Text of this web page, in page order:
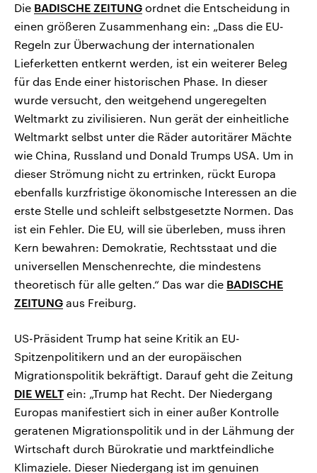
Die BADISCHE ZEITUNG ordnet die Entscheidung in
einen größeren Zusammenhang ein: „Dass die EU-
Regeln zur Überwachung der internationalen
Lieferketten entkernt werden, ist ein weiterer Beleg
für das Ende einer historischen Phase. In dieser
wurde versucht, den weitgehend ungeregelten
Weltmarkt zu zivilisieren. Nun gerät der einheitliche
Weltmarkt selbst unter die Räder autoritärer Mächte
wie China, Russland und Donald Trumps USA. Um in
dieser Strömung nicht zu ertrinken, rückt Europa
ebenfalls kurzfristige ökonomische Interessen an die
erste Stelle und schleift selbstgesetzte Normen. Das
ist ein Fehler. Die EU, will sie überleben, muss ihren
Kern bewahren: Demokratie, Rechtsstaat und die
universellen Menschenrechte, die mindestens
theoretisch für alle gelten.“ Das war die BADISCHE
ZEITUNG aus Freiburg.
US-Präsident Trump hat seine Kritik an EU-
Spitzenpolitikern und an der europäischen
Migrationspolitik bekräftigt. Darauf geht die Zeitung
DIE WELT ein: „Trump hat Recht. Der Niedergang
Europas manifestiert sich in einer außer Kontrolle
geratenen Migrationspolitik und in der Lähmung der
Wirtschaft durch Bürokratie und marktfeindliche
Klimaziele. Dieser Niedergang ist im genuinen